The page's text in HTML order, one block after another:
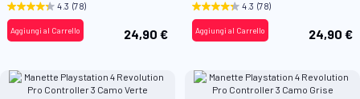
4.3 (78)
24,90 €
Aggiungi al Carrello
4.3 (78)
24,90 €
Aggiungi al Carrello